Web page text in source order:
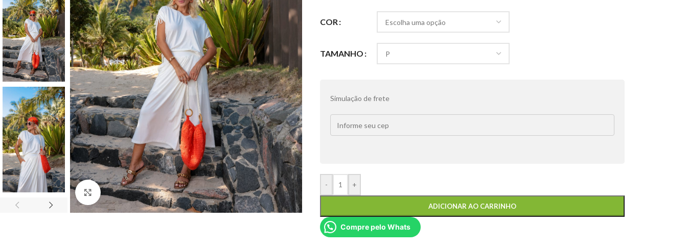
Click to enlarge
COR
TAMANHO
Simulação de frete
- +
ADICIONAR AO CARRINHO
Compre pelo Whats